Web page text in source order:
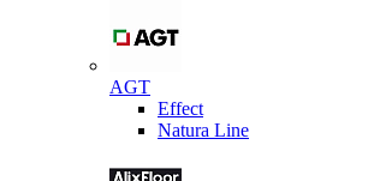
AGT
Effect
Natura Line